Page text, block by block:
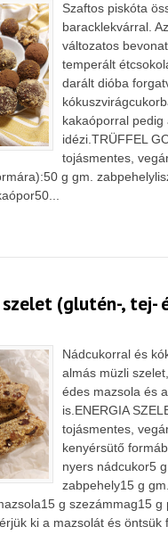
Szaftos piskóta
baracklekvárral.
változatos
temperált
darált dióba
kakaóporral
idézi.TRÜFFEL
tojásmentes,
g gm.
szelet (glutén-, tej-
Nádcukorral és
almás müzli
édes mazsola és
is.ENERGIA
tojásmentes,
kenyérsütő
nyers nádcukor5
zabpehely15 g
g szezámmag15
ki a mazsolát és öntsük